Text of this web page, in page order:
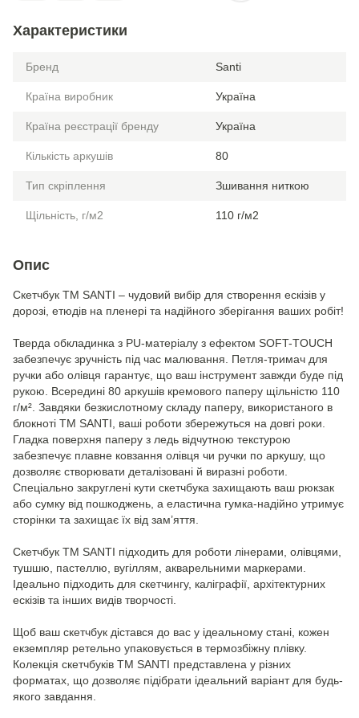
Характеристики
Бренд Santi
Країна виробник Україна
Країна реєстрації бренду Україна
Кількість аркушів 80
Тип скріплення Зшивання ниткою
Щільність, г/м2 110 г/м2
Опис
Скетчбук ТМ SANTI – чудовий вибір для створення ескізів у
дорозі, етюдів на пленері та надійного зберігання ваших робіт!
Тверда обкладинка з PU-матеріалу з ефектом SOFT-TOUCH
забезпечує зручність під час малювання. Петля-тримач для
ручки або олівця гарантує, що ваш інструмент завжди буде під
рукою. Всередині 80 аркушів кремового паперу щільністю 110
г/м². Завдяки безкислотному складу паперу, використаного в
блокноті ТМ SANTI, ваші роботи збережуться на довгі роки.
Гладка поверхня паперу з ледь відчутною текстурою
забезпечує плавне ковзання олівця чи ручки по аркушу, що
дозволяє створювати деталізовані й виразні роботи.
Спеціально закруглені кути скетчбука захищають ваш рюкзак
або сумку від пошкоджень, а еластична гумка-надійно утримує
сторінки та захищає їх від зам’яття.
Скетчбук ТМ SANTI підходить для роботи лінерами, олівцями,
тушшю, пастеллю, вугіллям, акварельними маркерами.
Ідеально підходить для скетчингу, каліграфії, архітектурних
ескізів та інших видів творчості.
Щоб ваш скетчбук дістався до вас у ідеальному стані, кожен
екземпляр ретельно упаковується в термозбіжну плівку.
Колекція скетчбуків ТМ SANTI представлена у різних
форматах, що дозволяє підібрати ідеальний варіант для будь-
якого завдання.